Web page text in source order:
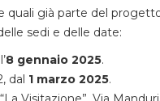
quali già parte del
sedi e delle date:
8 gennaio 2025.
dal 1 marzo 2025.